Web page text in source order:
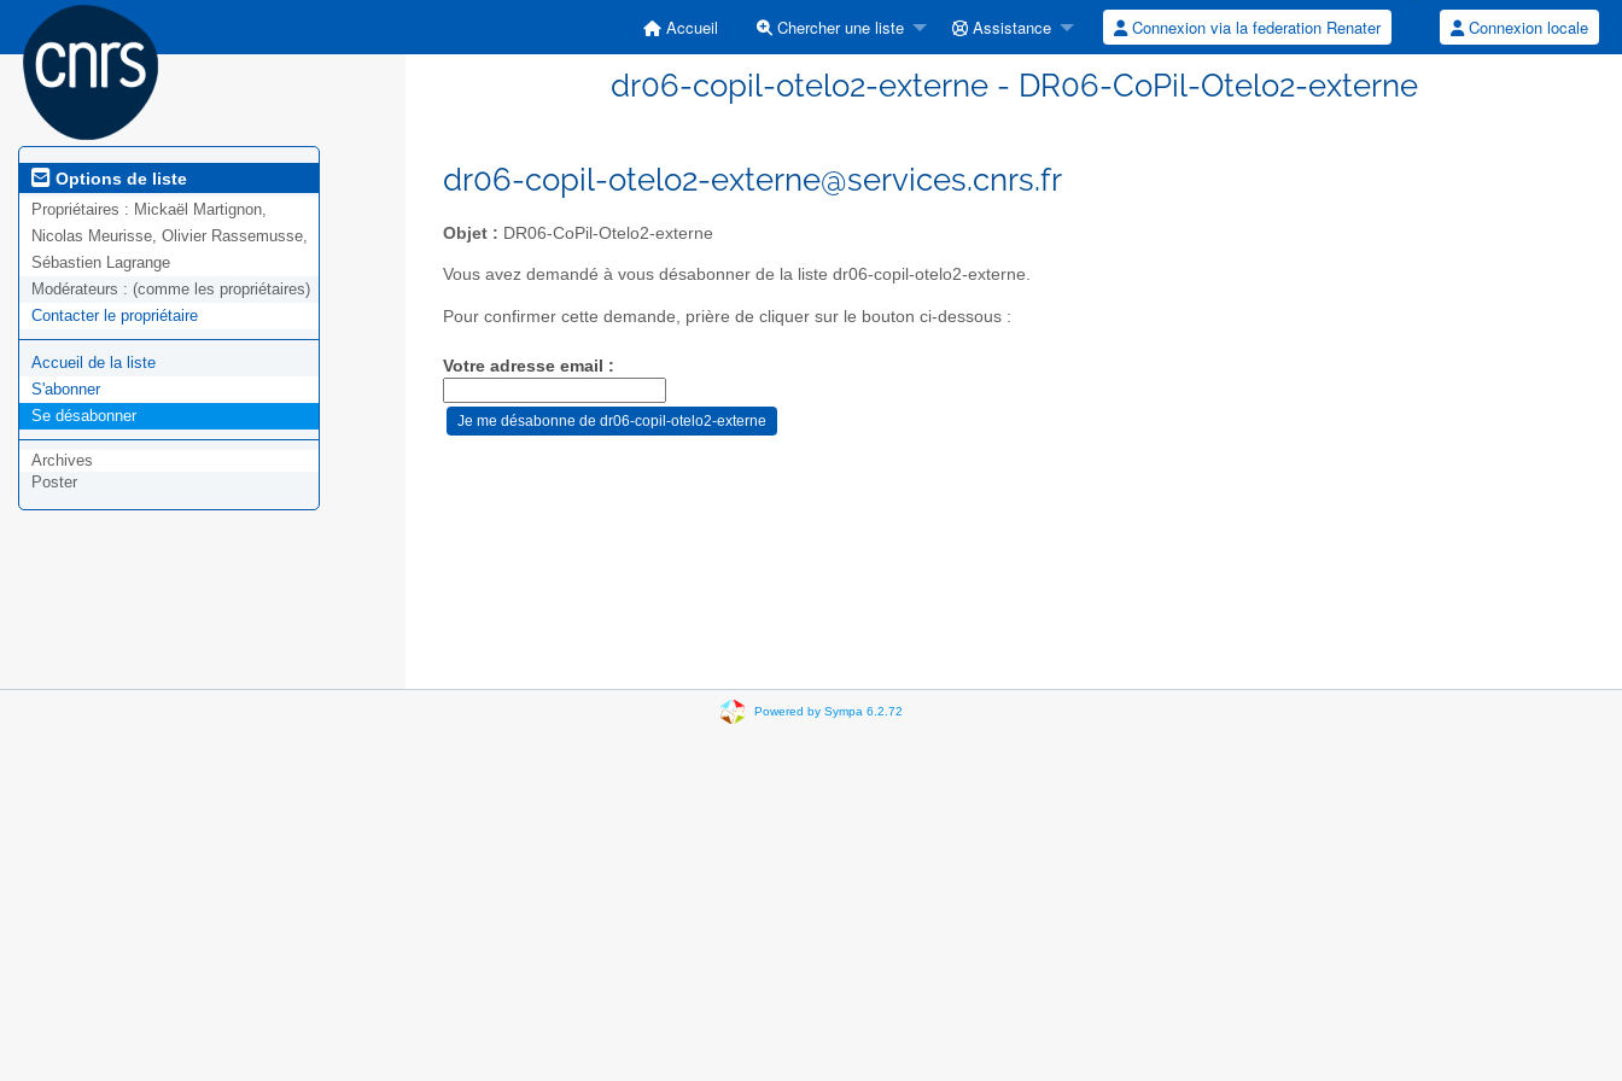
Accueil Chercher une liste Assistance Connexion via la federation Renater Connexion locale
dr06-copil-otelo2-externe - DR06-CoPil-Otelo2-externe
Options de liste
Propriétaires : Mickaël Martignon,
Nicolas Meurisse, Olivier Rassemusse,
Sébastien Lagrange
Modérateurs : (comme les propriétaires)
Contacter le propriétaire
Accueil de la liste
S'abonner
Se désabonner
Archives
Poster
dr06-copil-otelo2-externe@services.cnrs.fr
Objet : DR06-CoPil-Otelo2-externe
Vous avez demandé à vous désabonner de la liste dr06-copil-otelo2-externe.
Pour confirmer cette demande, prière de cliquer sur le bouton ci-dessous :
Votre adresse email :
Powered by Sympa 6.2.72